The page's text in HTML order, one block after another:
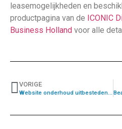
leasemogelijkheden en
productpagina van de ICONIC
Business Holland voor alle
VORIGE
Website onderhoud uitbesteden: waarom zelf doen vaak duurder is dan je denkt